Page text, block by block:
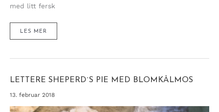
med litt fersk
PERFEKT
EGG
LES MER
LETTERE SHEPERD´S PIE MED BLOMKÅLMOS
13. februar 2018